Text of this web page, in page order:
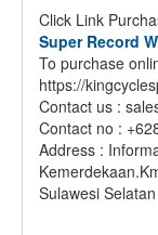
Click Link
Super Record
To purchase
https://
Contact us :
Contact no :
Address :
Sulawesi